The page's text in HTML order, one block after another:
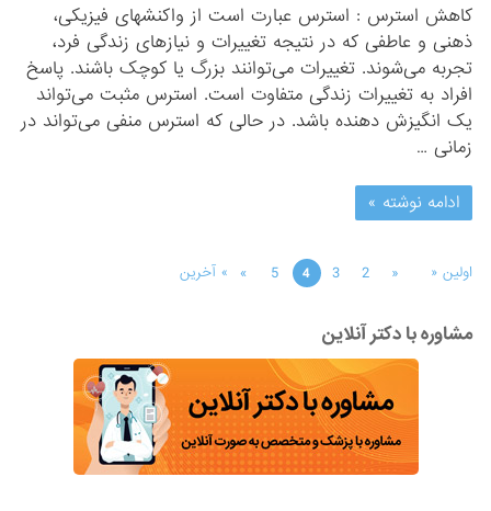
کاهش استرس : استرس‌ عبارت‌ است‌ از واکنشهای‌ فیزیکی‌،
ذهنی‌ و عاطفی‌ که‌ در نتیجه‌ تغییرات‌ و نیازهای‌ زندگی‌ فرد،
تجربه‌ می‌شوند. تغییرات‌ می‌توانند بزرگ‌ یا کوچک‌ باشند. پاسخ‌
افراد به‌ تغییرات‌ زندگی‌ متفاوت‌ است‌. استرس‌ مثبت‌ می‌تواند
یک‌ انگیزش‌ دهنده‌ باشد. در حالی‌ که‌ استرس‌ منفی‌ می‌تواند در
زمانی‌ …
ادامه نوشته »
اولین « «
2
3
4
5
» » آخرین
مشاوره با دکتر آنلاین